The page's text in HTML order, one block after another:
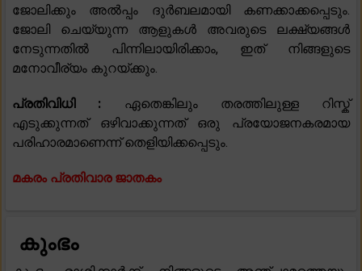
ജോലിക്കും അൽപ്പം ദുർബലമായി കണക്കാക്കപ്പെടും.
ജോലി ചെയ്യുന്ന ആളുകൾ അവരുടെ ലക്ഷ്യങ്ങൾ
നേടുന്നതിൽ പിന്നിലായിരിക്കാം, ഇത് നിങ്ങളുടെ
മനോവീര്യം കുറയ്ക്കും.
പ്രതിവിധി : ഏതെങ്കിലും തരത്തിലുള്ള റിസ്ക്
എടുക്കുന്നത് ഒഴിവാക്കുന്നത് ഒരു പ്രയോജനകരമായ
പരിഹാരമാണെന്ന് തെളിയിക്കപ്പെടും.
മകരം പ്രതിവാര ജാതകം
കുംഭം